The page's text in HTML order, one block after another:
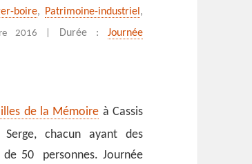
boire, Patrimoine-industriel ,
2016 | Durée : Journée
de la Mémoire à Cassis
chacun ayant des
de 50 personnes. Journée